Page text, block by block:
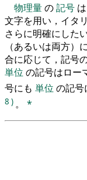
物理量の記号 は
文字を用い，イタ
さらに明確にした
（あるいは両方
合に応じて，記号
単位 の記号はロー
号にも 単位 の記号
8 ) 。 *